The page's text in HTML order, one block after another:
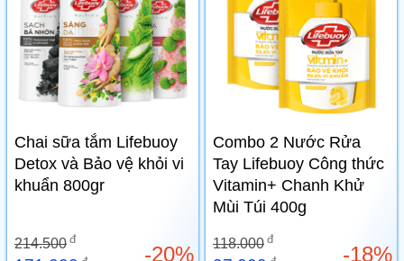
Chai sữa tắm Lifebuoy
Detox và Bảo vệ khỏi vi
khuẩn 800gr
214.500 đ
-20%
Combo 2 Nước Rửa
Tay Lifebuoy Công thức
Vitamin+ Chanh Khử
Mùi Túi 400g
118.000 đ
-18%